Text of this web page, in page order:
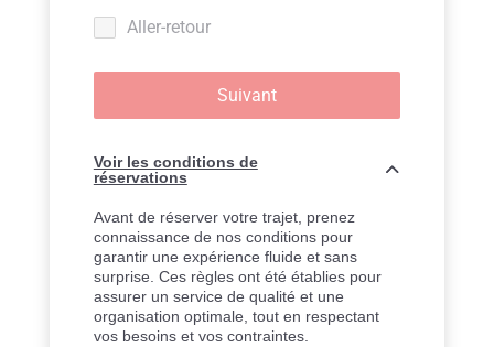
Aller-retour
Suivant
Voir les conditions de
réservations
Avant de réserver votre trajet, prenez
connaissance de nos conditions pour
garantir une expérience fluide et sans
surprise. Ces règles ont été établies pour
assurer un service de qualité et une
organisation optimale, tout en respectant
vos besoins et vos contraintes.